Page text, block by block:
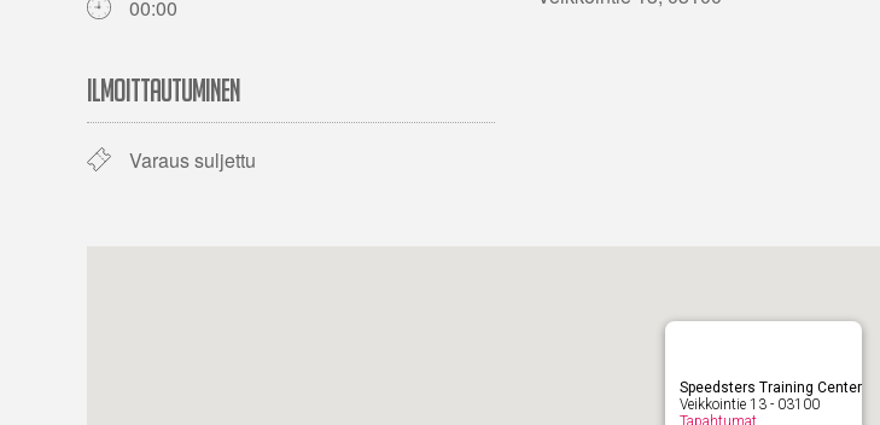
00:00
ILMOITTAUTUMINEN
Varaus suljettu
Speedsters Training Center
Veikkointie 13 - 03100
Tapahtumat